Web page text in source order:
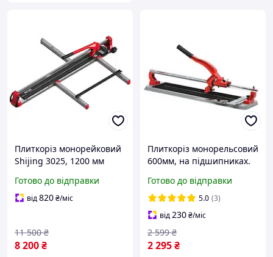
Плиткоріз монорейковий
Shijing 3025, 1200 мм
Готово до відправки
від820₴/міс
8 200₴
11 500 ₴
Плиткоріз монорельсовий
600мм, на підшипниках.
Готово до відправки
5.0 (3)
від230₴/міс
2 295₴
2 599 ₴